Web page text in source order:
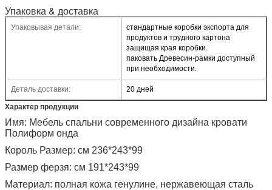
Упаковка & доставка
Упаковывая детали:
стандартные коробки экспорта для
продуктов и трудного картона
защищая края коробки.
паковать Древесин-рамки доступный
при необходимости.
Деталь доставки: 20 дней
Характер продукции
Имя: Мебель спальни современного дизайна кровати
Полиформ онда
Король Размер: см 236*243*99
Размер ферзя: см 191*243*99
Материал: полная кожа генулине, нержавеющая сталь